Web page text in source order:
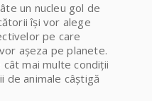
un nucleu gol de
își vor alege
pe care
așeza pe planete.
mai multe condiții
de animale câștigă